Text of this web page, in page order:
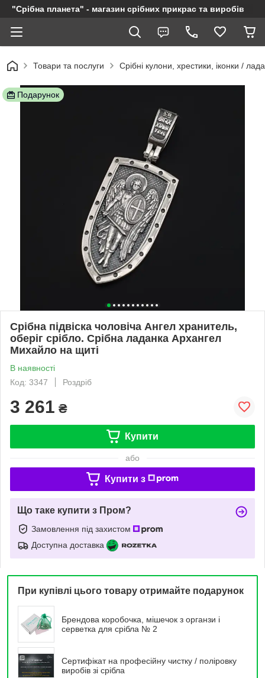
"Срібна планета" - магазин срібних прикрас та виробів
Товари та послуги Срібні кулони, хрестики, іконки /
Подарунок
Cрібна підвіска чоловіча Ангел хранитель,
оберіг срібло. Срібна ладанка Архангел
Михайло на щиті
В наявності
Код: 3347
Роздріб
3 261 ₴
Купити
або
Купити з
Що таке купити з Пром?
Замовлення під захистом
Доступна доставка
При купівлі цього товару отримайте подарунок
Брендова коробочка, мішечок з органзи і
серветка для срібла № 2
Сертифікат на професійну чистку / поліровку
виробів зі срібла